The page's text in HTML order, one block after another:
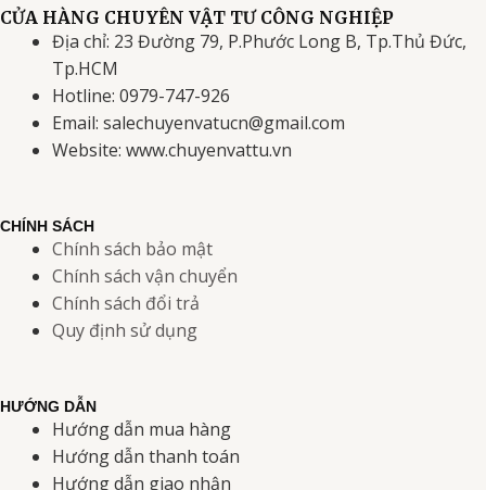
CỬA HÀNG CHUYÊN VẬT TƯ CÔNG NGHIỆP
Địa chỉ: 23 Đường 79, P.Phước Long B, Tp.Thủ Đức,
Tp.HCM
Hotline: 0979-747-926
Email: salechuyenvatucn@gmail.com
Website: www.chuyenvattu.vn
CHÍNH SÁCH
Chính sách bảo mật
Chính sách vận chuyển
Chính sách đổi trả
Quy định sử dụng
HƯỚNG DẪN
Hướng dẫn mua hàng
Hướng dẫn thanh toán
Hướng dẫn giao nhận